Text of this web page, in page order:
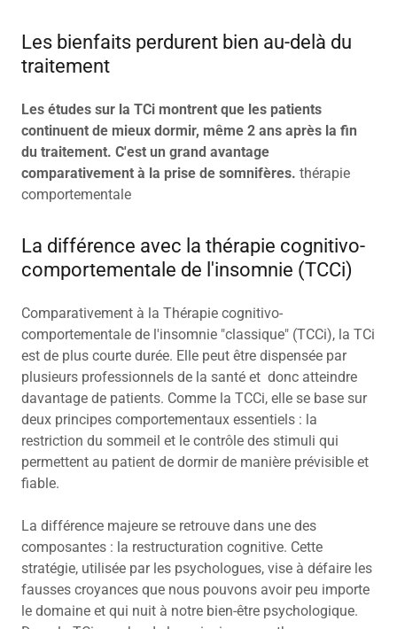
Les bienfaits perdurent bien au-delà du
traitement
Les études sur la TCi montrent que les patients
continuent de mieux dormir, même 2 ans après la fin
du traitement. C'est un grand avantage
comparativement à la prise de somnifères. thérapie
comportementale
La différence avec la thérapie cognitivo-
comportementale de l'insomnie (TCCi)
Comparativement à la Thérapie cognitivo-
comportementale de l'insomnie "classique" (TCCi), la TCi
est de plus courte durée. Elle peut être dispensée par
plusieurs professionnels de la santé et donc atteindre
davantage de patients. Comme la TCCi, elle se base sur
deux principes comportementaux essentiels : la
restriction du sommeil et le contrôle des stimuli qui
permettent au patient de dormir de manière prévisible et
fiable.
La différence majeure se retrouve dans une des
composantes : la restructuration cognitive. Cette
stratégie, utilisée par les psychologues, vise à défaire les
fausses croyances que nous pouvons avoir peu importe
le domaine et qui nuit à notre bien-être psychologique.